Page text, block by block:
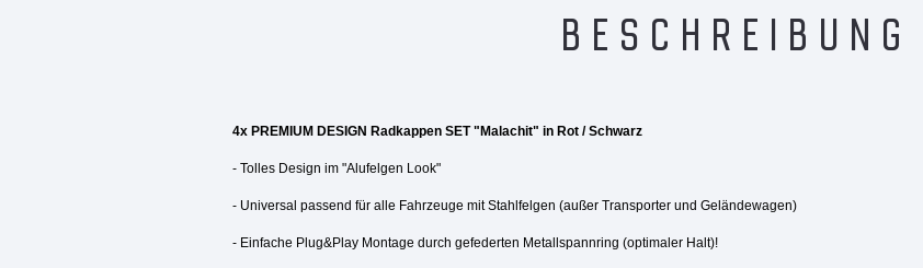
BESCHREIBUNG
4x PREMIUM DESIGN Radkappen SET "Malachit" in Rot / Schwarz
- Tolles Design im "Alufelgen Look"
- Universal passend für alle Fahrzeuge mit Stahlfelgen (außer Transporter und Geländewagen)
- Einfache Plug&Play Montage durch gefederten Metallspannring (optimaler Halt)!